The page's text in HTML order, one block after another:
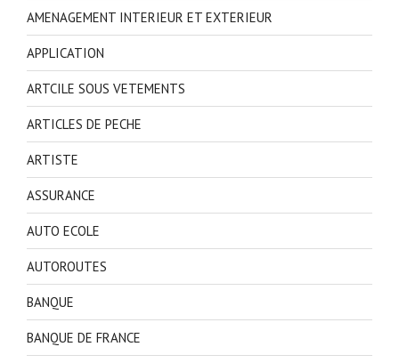
AMENAGEMENT INTERIEUR ET EXTERIEUR
APPLICATION
ARTCILE SOUS VETEMENTS
ARTICLES DE PECHE
ARTISTE
ASSURANCE
AUTO ECOLE
AUTOROUTES
BANQUE
BANQUE DE FRANCE